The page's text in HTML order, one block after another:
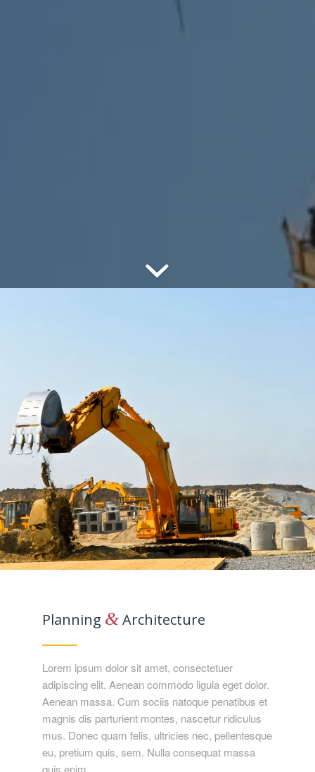
Planning &Architecture
Lorem ipsum dolor sit amet, consectetuer
adipiscing elit. Aenean commodo ligula eget dolor.
Aenean massa. Cum sociis natoque penatibus et
magnis dis parturient montes, nascetur ridiculus
mus. Donec quam felis, ultricies nec, pellentesque
eu, pretium quis, sem. Nulla consequat massa
quis enim.